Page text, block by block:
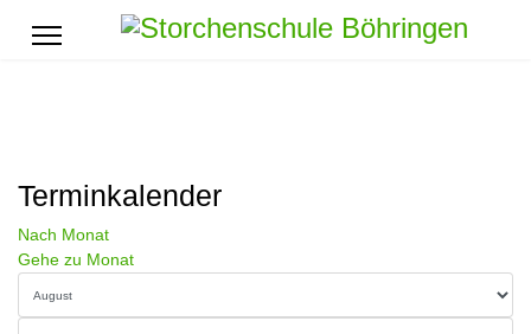
Terminkalender
Nach Monat
Gehe zu Monat